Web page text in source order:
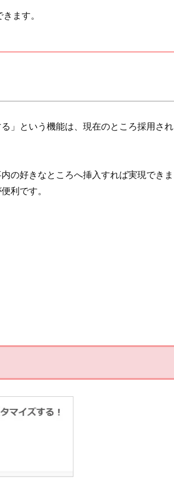
ます。
」という機能は、現在のところ採用され
の好きなところへ挿入すれば実現できま
利です。